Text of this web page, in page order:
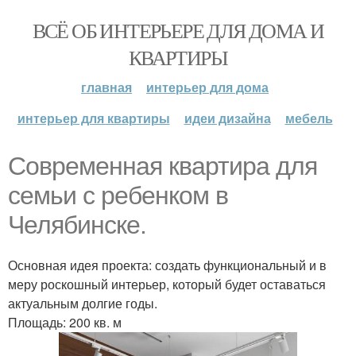
ВСЁ ОБ ИНТЕРЬЕРЕ ДЛЯ ДОМА И
КВАРТИРЫ
главная
интерьер для дома
интерьер для квартиры
идеи дизайна мебель
Современная квартира для
семьи с ребенком в
Челябинске.
Основная идея проекта: создать функциональный и в
меру роскошный интерьер, который будет оставаться
актуальным долгие годы.
Площадь: 200 кв. м